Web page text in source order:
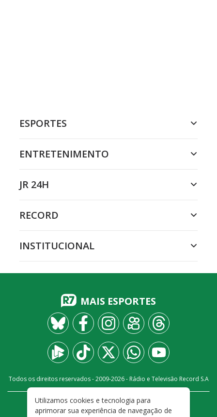
ESPORTES
ENTRETENIMENTO
JR 24H
RECORD
INSTITUCIONAL
MAIS ESPORTES
Todos os direitos reservados - 2009-2026- Rádio e Televisão Record S.A
FALE CONOSCO
PRIVACIDADE
Utilizamos cookies e tecnologia para
aprimorar sua experiência de navegação de